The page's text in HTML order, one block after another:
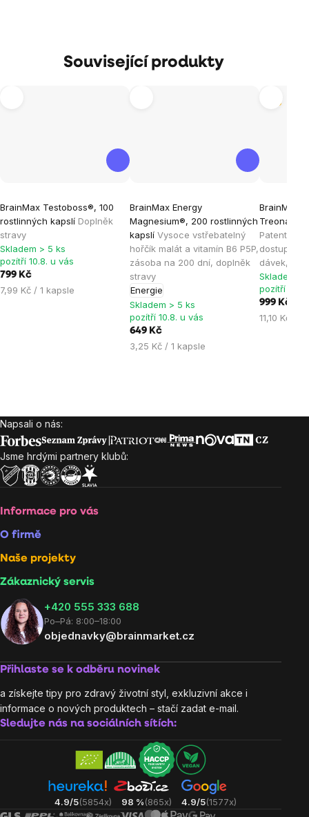
Související produkty
BrainMax Testoboss®, 100
rostlinných kapslí Doplněk
stravy
hodnocení
produktu
je
4,8
z
5
Skladem > 5 ks
pozítří 10.8. u vás
799 Kč
Měrná
7,99 Kč / 1 kapsle
BrainMax Energy
Magnesium®, 200 rostlinných
kapslí Vysoce vstřebatelný
hořčík malát a vitamín B6 P5P,
zásoba na 200 dní, doplněk
stravy
Energie
hodnocení
produktu
je
4,9
z
5
hvězdiček.
Skladem > 5 ks
pozítří 10.8. u vás
649 Kč
Měrná
3,25 Kč / 1 kapsle
BrainMax
Treonát,
dávek,
produktu
je
5,0
z
5
Skladem >
pozítří
999 Kč
Měrná
11,10 Kč / 1
Zápatí
Napsali o nás:
Jsme hrdými partnery klubů:
Informace pro vás
O firmě
Naše projekty
Zákaznický servis
‭+420 555 333 688
Po–Pá: 8:00–18:00
objednavky@brainmarket.cz
Přihlaste se k odběru novinek
a získejte tipy pro zdravý životní styl, exkluzivní akce i
informace o nových produktech – stačí zadat e-mail.
Sledujte nás na sociálních sítích:
4.9/5(5854x) 98 %(865x) 4.9/5(1577x)